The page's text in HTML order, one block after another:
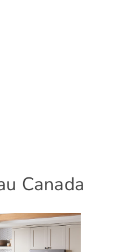
Canada